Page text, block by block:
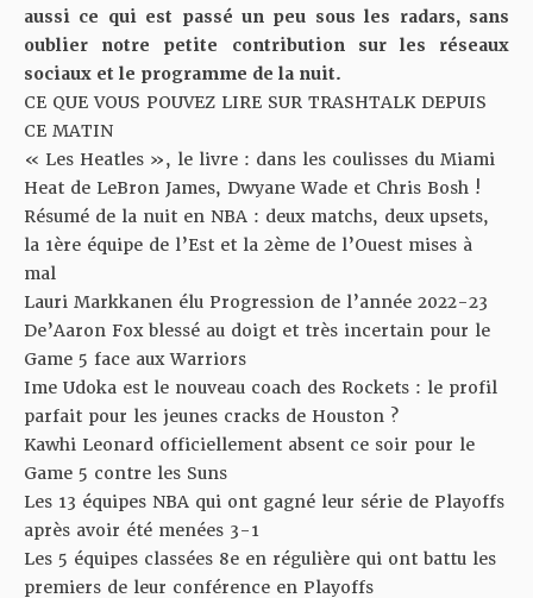
aussi ce qui est passé un peu sous les radars, sans
oublier notre petite contribution sur les réseaux
sociaux et le programme de la nuit.
CE QUE VOUS POUVEZ LIRE SUR TRASHTALK DEPUIS
CE MATIN
« Les Heatles », le livre : dans les coulisses du Miami
Heat de LeBron James, Dwyane Wade et Chris Bosh !
Résumé de la nuit en NBA : deux matchs, deux upsets,
la 1ère équipe de l’Est et la 2ème de l’Ouest mises à
mal
Lauri Markkanen élu Progression de l’année 2022-23
De’Aaron Fox blessé au doigt et très incertain pour le
Game 5 face aux Warriors
Ime Udoka est le nouveau coach des Rockets : le profil
parfait pour les jeunes cracks de Houston ?
Kawhi Leonard officiellement absent ce soir pour le
Game 5 contre les Suns
Les 13 équipes NBA qui ont gagné leur série de Playoffs
après avoir été menées 3-1
Les 5 équipes classées 8e en régulière qui ont battu les
premiers de leur conférence en Playoffs